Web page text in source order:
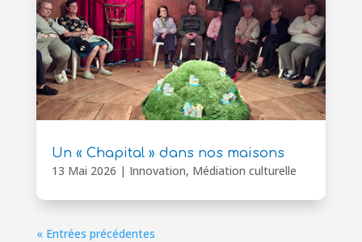
Un « Chapital » dans nos maisons
13 Mai 2026 | Innovation, Médiation culturelle
« Entrées précédentes